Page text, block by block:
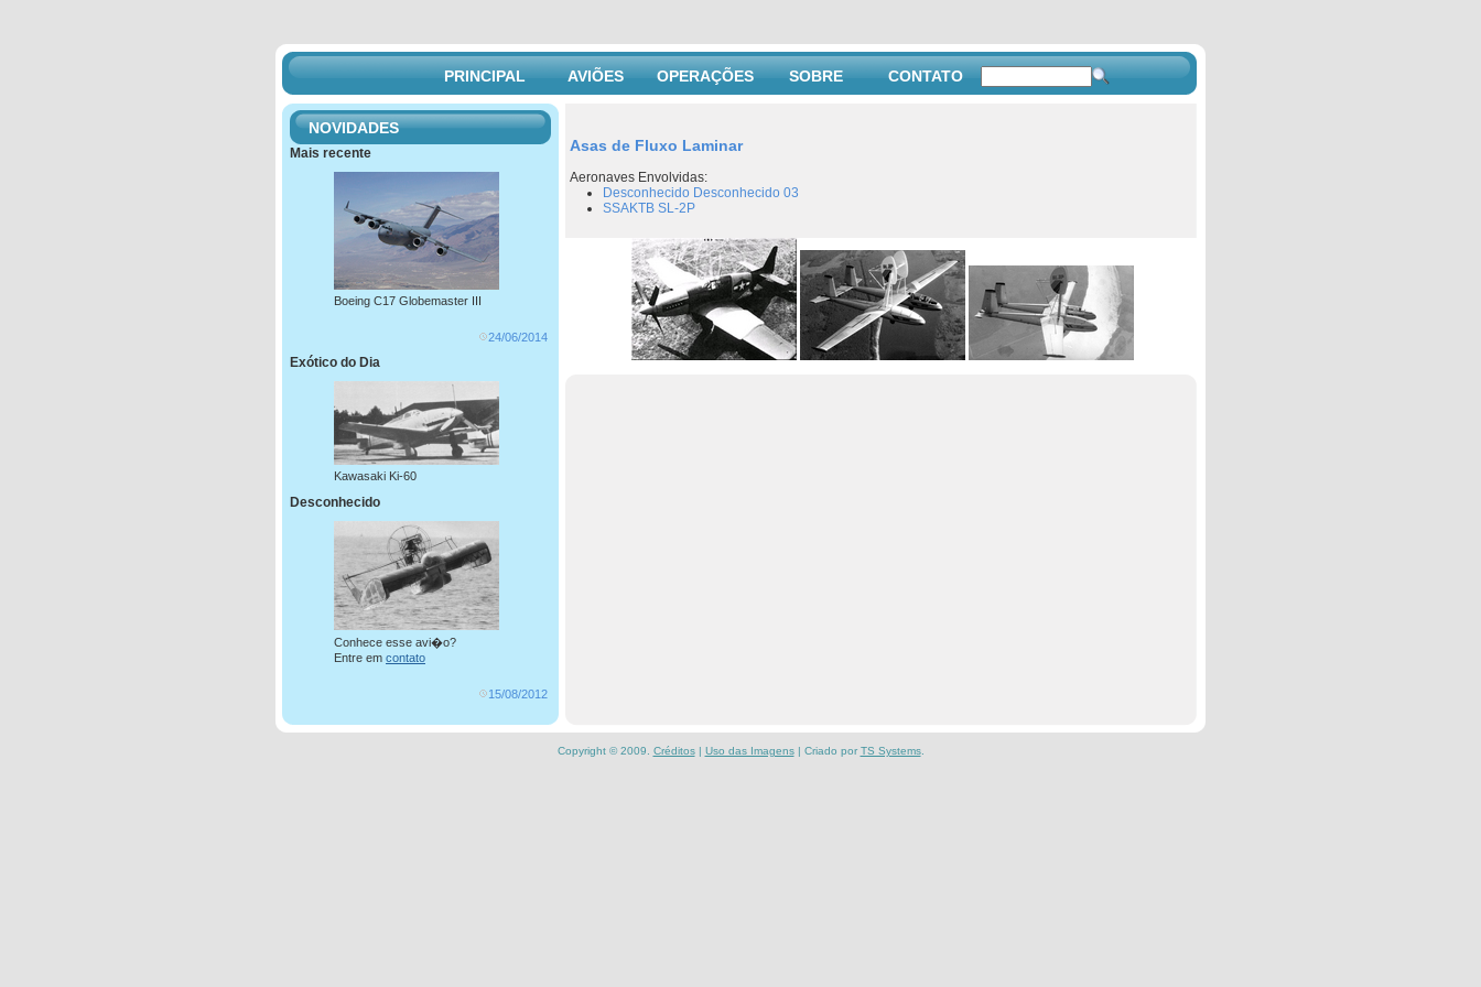
PRINCIPAL AVIÕES OPERAÇÕES SOBRE CONTATO
Asas de Fluxo Laminar
Aeronaves Envolvidas:
Desconhecido Desconhecido 03
SSAKTB SL-2P
NOVIDADES
Mais recente
Boeing C17 Globemaster III
24/06/2014
Exótico do Dia
Kawasaki Ki-60
Desconhecido
Conhece esse avi�o?
Entre em contato
15/08/2012
Copyright © 2009. Créditos| Uso das Imagens| Criado por TS Systems.